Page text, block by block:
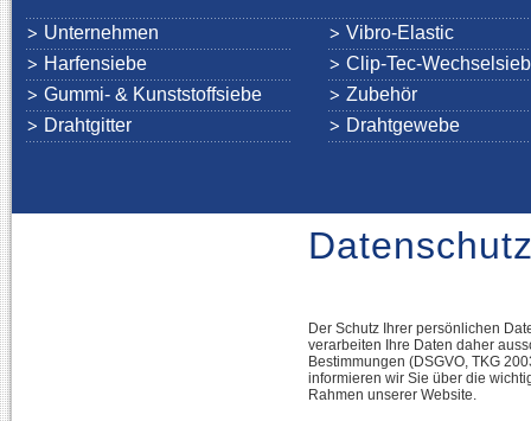
Unternehmen
Vibro-Elastic
Harfensiebe
Clip-Tec-
Gummi- & Kunststoffsiebe
Zubehör
Drahtgitter
Drahtgewebe
Der Schutz Ihrer persönlichen
verarbeiten Ihre Daten daher
Bestimmungen (DSGVO, TKG
informieren wir Sie über die
Rahmen unserer Website.